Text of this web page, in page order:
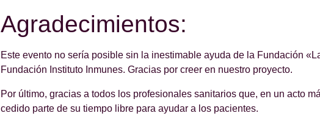
Agradecimientos:
Este evento no sería posible sin la inestimable ayuda de la Fundación
Fundación Instituto Inmunes. Gracias por creer en nuestro proyecto.
Por último, gracias a todos los profesionales sanitarios que, en un acto
cedido parte de su tiempo libre para ayudar a los pacientes.